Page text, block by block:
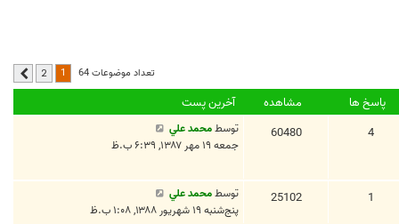
تعداد موضوعات 64 1
2 بعدی
پاسخ ها مشاهده
آخرین پست
4
60480 توسطمحمد علي
جمعه ۱۹ مهر ۱۳۸۷, ۶:۳۹ ب.ظ
1
25102 توسطمحمد علي
پنج‌شنبه ۱۹ شهریور ۱۳۸۸, ۱:۰۸ ب.ظ